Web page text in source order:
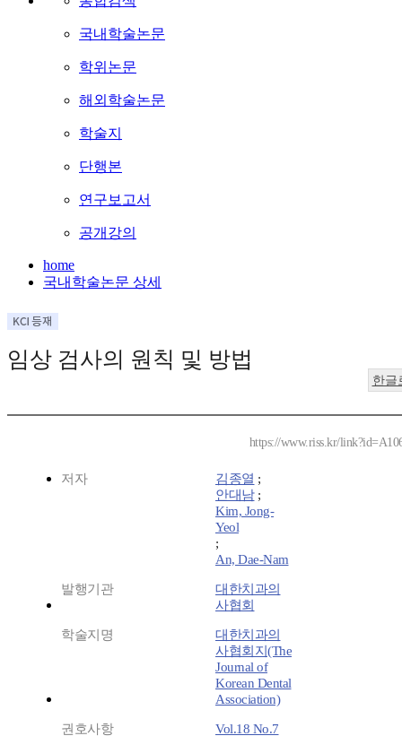
국내학술논문
학위논문
해외학술논문
학술지
단행본
연구보고서
공개강의
home
국내학술논문 상세
임상 검사의 원칙 및 방법
한글
https://www.riss.kr/
저자 김종열 ;
안대남;
Kim, Jong-
Yeol
;
An, Dae-Nam
발행기관
대한치과의
사협회
학술지명
대한치과의
사협회지(The
Journal of
Korean Dental
Association)
권호사항
Vol.18 No.7